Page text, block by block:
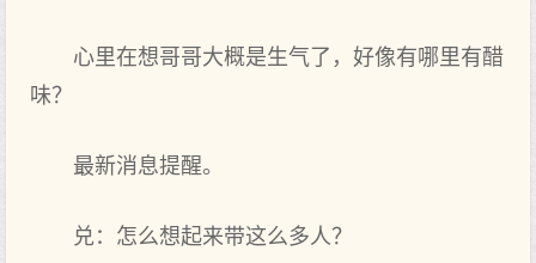
心里在想哥哥大概是生气了，好像有哪里有醋
味？
最新消息提醒。
兑：怎么想起来带这么多人？